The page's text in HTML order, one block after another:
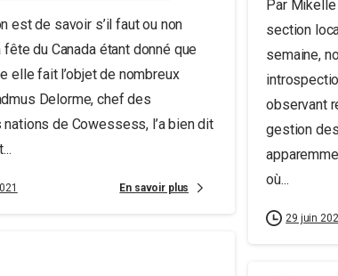
est de savoir s’il faut ou non
du Canada étant donné que
elle fait l’objet de nombreux
Delorme, chef des
nations de Cowessess, l’a bien dit
En savoir plus
Par
section
semaine,
observant
gestion
où...
29 juin